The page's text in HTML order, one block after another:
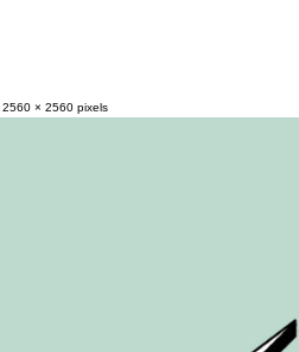
2560 × 2560 pixels